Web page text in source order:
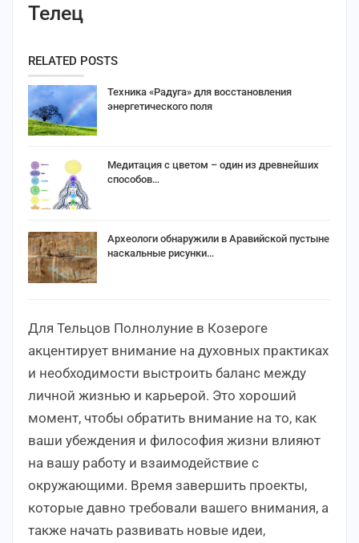
Телец
RELATED POSTS
Техника «Радуга» для восстановления
энергетического поля
Медитация с цветом – один из древнейших
способов…
Археологи обнаружили в Аравийской пустыне
наскальные рисунки…
Для Тельцов Полнолуние в Козероге
акцентирует внимание на духовных практиках
и необходимости выстроить баланс между
личной жизнью и карьерой. Это хороший
момент, чтобы обратить внимание на то, как
ваши убеждения и философия жизни влияют
на вашу работу и взаимодействие с
окружающими. Время завершить проекты,
которые давно требовали вашего внимания, а
также начать развивать новые идеи,